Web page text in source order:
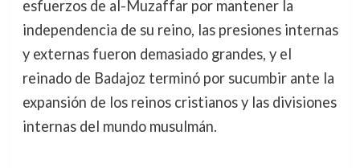
esfuerzos de al-Muzaffar por mantener la
independencia de su reino, las presiones internas
y externas fueron demasiado grandes, y el
reinado de Badajoz terminó por sucumbir ante la
expansión de los reinos cristianos y las divisiones
internas del mundo musulmán.